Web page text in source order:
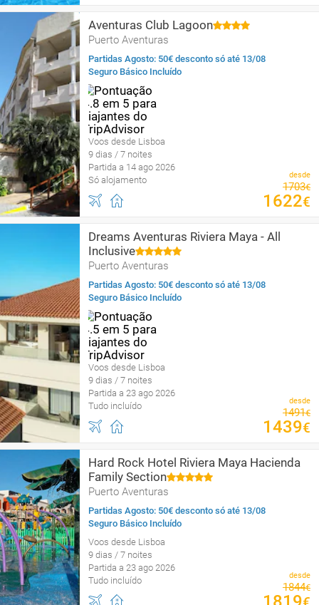
Aventuras Club Lagoon
Puerto Aventuras
Partidas Agosto: 50€ desconto só até 13/08
Seguro Básico Incluído
Voos desde Lisboa
9 dias / 7 noites
Partida a 14 ago 2026
Só alojamento
desde
1703€
1622€
Dreams Aventuras Riviera Maya - All
Inclusive
Puerto Aventuras
Partidas Agosto: 50€ desconto só até 13/08
Seguro Básico Incluído
Voos desde Lisboa
9 dias / 7 noites
Partida a 23 ago 2026
Tudo incluído
desde
1491€
1439€
Hard Rock Hotel Riviera Maya Hacienda
Family Section
Puerto Aventuras
Partidas Agosto: 50€ desconto só até 13/08
Seguro Básico Incluído
Voos desde Lisboa
9 dias / 7 noites
Partida a 23 ago 2026
Tudo incluído
desde
1844€